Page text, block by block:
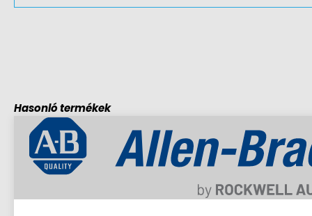
Hasonló termékek